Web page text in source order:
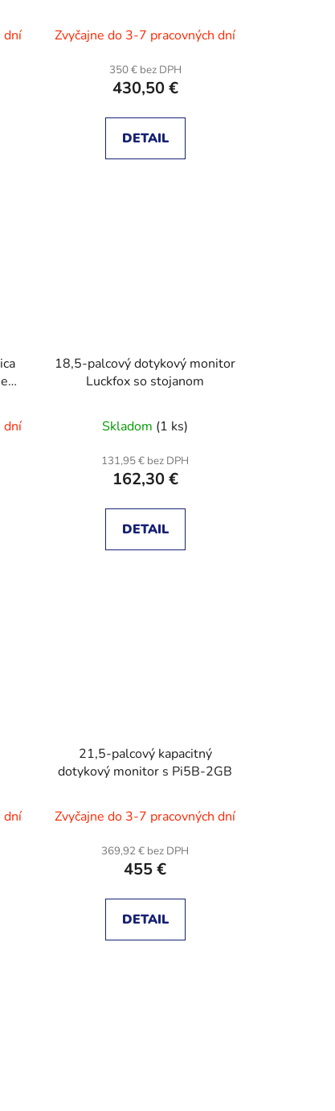
dní
Zvyčajne do 3-7 pracovných dní
350 € bez DPH
430,50 €
DETAIL
dní
18,5-palcový dotykový monitor
Luckfox so stojanom
Skladom (1 ks)
131,95 € bez DPH
162,30 €
DETAIL
dní
21,5-palcový kapacitný
dotykový monitor s Pi5B-2GB
Zvyčajne do 3-7 pracovných dní
369,92 € bez DPH
455 €
DETAIL